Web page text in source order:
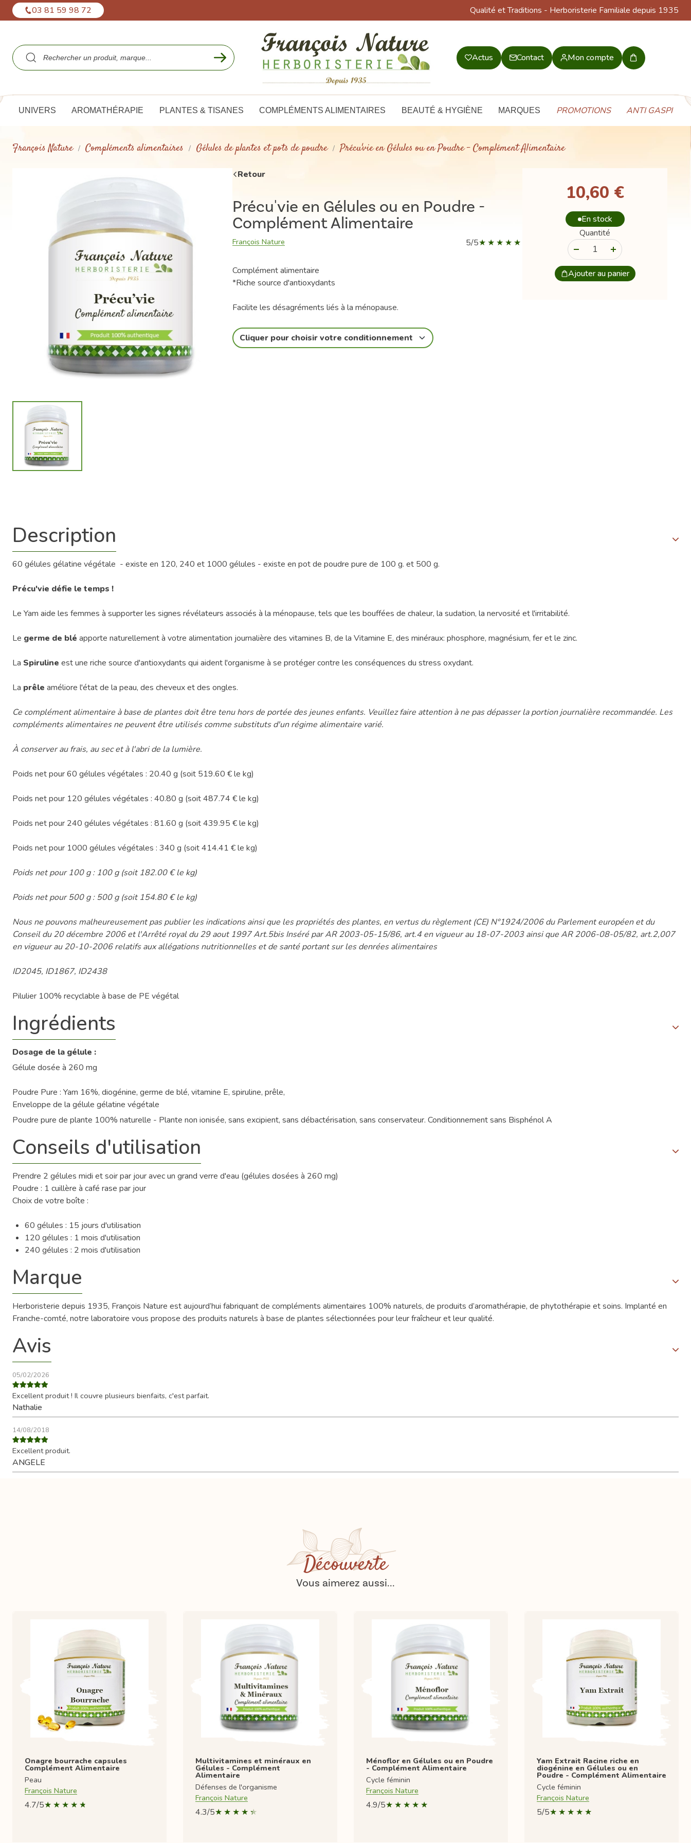
03 81 59 98 72 Qualité et Traditions - Herboristerie Familiale depuis 1935
Actus Contact Mon compte
Mon
UNIVERS AROMATHÉRAPIE PLANTES & TISANES COMPLÉMENTS ALIMENTAIRES BEAUTÉ & HYGIÈNE MARQUES PROMOTIONS ANTI GASPI
François Nature Compléments alimentaires Gélules de plantes et pots de poudre Précu'vie en Gélules ou en Poudre - Complément Alimentaire
Retour
Précu'vie en Gélules ou en Poudre -
Complément Alimentaire
François Nature 5/5
Complément alimentaire
*Riche source d'antioxydants
Facilite les désagréments liés à la ménopause.
Cliquer pour choisir votre conditionnement
10,60 €
En stock
Quantité
Ajouter au panier
Description
60 gélules gélatine végétale - existe en 120, 240 et 1000 gélules - existe en pot de poudre pure de 100 g. et 500 g.
Précu'vie défie le temps !
Le Yam aide les femmes à supporter les signes révélateurs associés à la ménopause, tels que les bouffées de chaleur, la sudation, la nervosité et l'irritabilité.
Le germe de blé apporte naturellement à votre alimentation journalière des vitamines B, de la Vitamine E, des minéraux: phosphore, magnésium, fer et le zinc.
La Spiruline est une riche source d'antioxydants qui aident l'organisme à se protéger contre les conséquences du stress oxydant.
La prêle améliore l'état de la peau, des cheveux et des ongles.
Ce complément alimentaire à base de plantes doit être tenu hors de portée des jeunes enfants. Veuillez faire attention à ne pas dépasser la portion journalière recommandée. Les
compléments alimentaires ne peuvent être utilisés comme substituts d'un régime alimentaire varié.
À conserver au frais, au sec et à l'abri de la lumière.
Poids net pour 60 gélules végétales : 20.40 g (soit 519.60 € le kg)
Poids net pour 120 gélules végétales : 40.80 g (soit 487.74 € le kg)
Poids net pour 240 gélules végétales : 81.60 g (soit 439.95 € le kg)
Poids net pour 1000 gélules végétales : 340 g (soit 414.41 € le kg)
Poids net pour 100 g : 100 g (soit 182.00 € le kg)
Poids net pour 500 g : 500 g (soit 154.80 € le kg)
Nous ne pouvons malheureusement pas publier les indications ainsi que les propriétés des plantes, en vertus du règlement (CE) N°1924/2006 du Parlement européen et du
Conseil du 20 décembre 2006 et l'Arrêté royal du 29 aout 1997 Art.5bis Inséré par AR 2003-05-15/86, art.4 en vigueur au 18-07-2003 ainsi que AR 2006-08-05/82, art.2,007
en vigueur au 20-10-2006 relatifs aux allégations nutritionnelles et de santé portant sur les denrées alimentaires
ID2045, ID1867, ID2438
Pilulier 100% recyclable à base de PE végétal
Ingrédients
Dosage de la gélule :
Gélule dosée à 260 mg
Poudre Pure : Yam 16%, diogénine, germe de blé, vitamine E, spiruline, prêle,
Enveloppe de la gélule gélatine végétale
Poudre pure de plante 100% naturelle - Plante non ionisée, sans excipient, sans débactérisation, sans conservateur. Conditionnement sans Bisphénol A
Conseils d'utilisation
Prendre 2 gélules midi et soir par jour avec un grand verre d'eau (gélules dosées à 260 mg)
Poudre : 1 cuillère à café rase par jour
Choix de votre boîte :
60 gélules : 15 jours d'utilisation
120 gélules : 1 mois d'utilisation
240 gélules : 2 mois d'utilisation
Marque
Herboristerie depuis 1935, François Nature est aujourd’hui fabriquant de compléments alimentaires 100% naturels, de produits d’aromathérapie, de phytothérapie et soins. Implanté en
Franche-comté, notre laboratoire vous propose des produits naturels à base de plantes sélectionnées pour leur fraîcheur et leur qualité.
Avis
05/02/2026
Excellent produit ! Il couvre plusieurs bienfaits, c'est parfait.
Nathalie
14/08/2018
Excellent produit.
ANGELE
Découverte
Vous aimerez aussi...
Onagre bourrache capsules
Complément Alimentaire
Peau
François Nature
4.7/5
Multivitamines et minéraux en
Gélules - Complément
Alimentaire
Défenses de l'organisme
François Nature
4.3/5
Ménoflor en Gélules ou en Poudre
- Complément Alimentaire
Cycle féminin
François Nature
4.9/5
Yam Extrait Racine riche en
diogénine en Gélules ou en
Poudre - Complément Alimentaire
Cycle féminin
François Nature
5/5
Panneau de gestion des cookies